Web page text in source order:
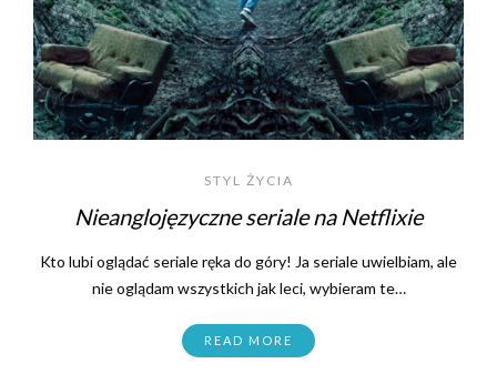
STYL ŻYCIA
Nieanglojęzyczne seriale na Netflixie
Kto lubi oglądać seriale ręka do góry! Ja seriale uwielbiam, ale
nie oglądam wszystkich jak leci, wybieram te…
READ MORE